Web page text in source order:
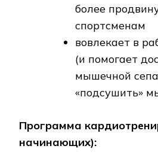
более
спортсменам
вовлекает в
(и помогает
мышечной
«подсушить»
Программа
начинающих):